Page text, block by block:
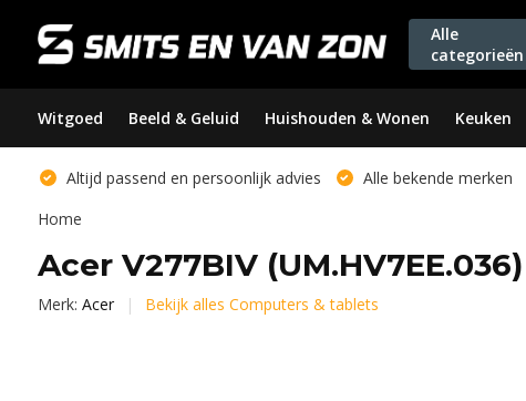
Alle
categorieën
Witgoed Beeld & Geluid Huishouden & Wonen Keuken
Altijd passend en persoonlijk advies
Alle bekende merken
Home
Acer V277BIV
Merk: Acer Bekijk alles Computers & tablets